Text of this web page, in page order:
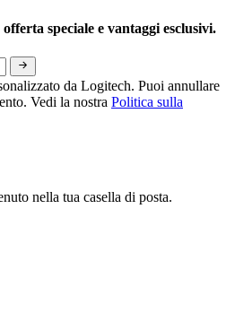
speciale e vantaggi esclusivi.
da Logitech. Puoi annullare
Vedi la nostra Politica sulla
nella tua casella di posta.